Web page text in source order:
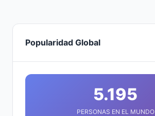
Popularidad Global
5.195
PERSONAS EN EL MUNDO